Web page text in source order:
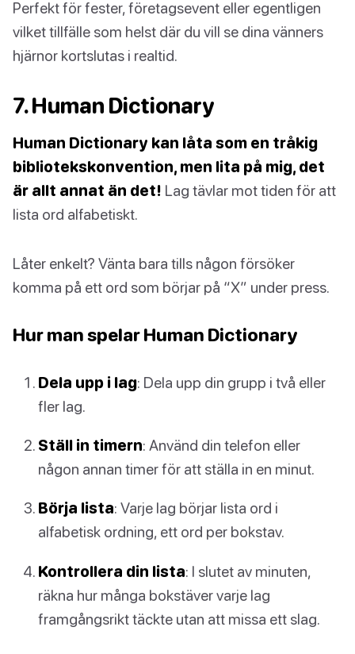
Perfekt för fester, företagsevent eller egentligen
vilket tillfälle som helst där du vill se dina vänners
hjärnor kortslutas i realtid.
7. Human Dictionary
Human Dictionary kan låta som en tråkig
bibliotekskonvention, men lita på mig, det
är allt annat än det! Lag tävlar mot tiden för att
lista ord alfabetiskt.
Låter enkelt? Vänta bara tills någon försöker
komma på ett ord som börjar på “X” under press.
Hur man spelar Human Dictionary
Dela upp i lag: Dela upp din grupp i två eller
fler lag.
Ställ in timern: Använd din telefon eller
någon annan timer för att ställa in en minut.
Börja lista: Varje lag börjar lista ord i
alfabetisk ordning, ett ord per bokstav.
Kontrollera din lista: I slutet av minuten,
räkna hur många bokstäver varje lag
framgångsrikt täckte utan att missa ett slag.